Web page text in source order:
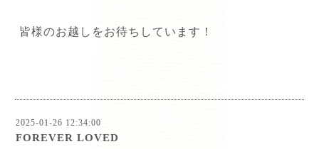
皆様のお越しをお待ちしています！
2025-01-26 12:34:00
FOREVER LOVED